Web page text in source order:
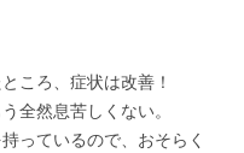
ころ、症状は改善！
全然息苦しくない。
っているので、おそらく